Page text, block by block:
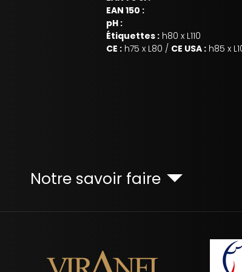
EAN 150 :
pH :
Étiquettes : h80 x L110
CE : h75 x L80 / CE USA : h85 x
Notre savoir faire